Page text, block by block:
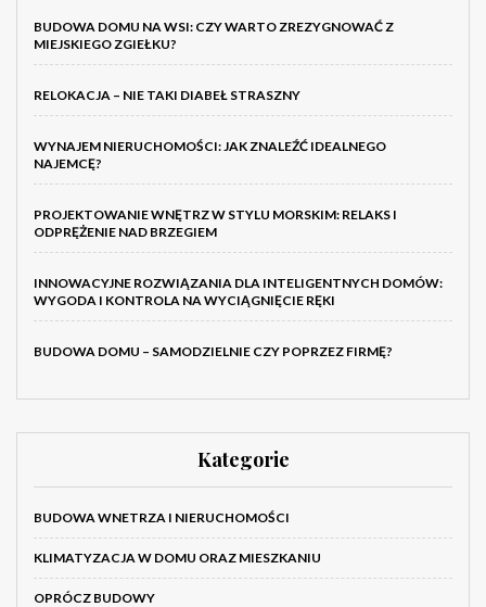
BUDOWA DOMU NA WSI: CZY WARTO ZREZYGNOWAĆ Z
MIEJSKIEGO ZGIEŁKU?
RELOKACJA – NIE TAKI DIABEŁ STRASZNY
WYNAJEM NIERUCHOMOŚCI: JAK ZNALEŹĆ IDEALNEGO
NAJEMCĘ?
PROJEKTOWANIE WNĘTRZ W STYLU MORSKIM: RELAKS I
ODPRĘŻENIE NAD BRZEGIEM
INNOWACYJNE ROZWIĄZANIA DLA INTELIGENTNYCH DOMÓW:
WYGODA I KONTROLA NA WYCIĄGNIĘCIE RĘKI
BUDOWA DOMU – SAMODZIELNIE CZY POPRZEZ FIRMĘ?
Kategorie
BUDOWA WNETRZA I NIERUCHOMOŚCI
KLIMATYZACJA W DOMU ORAZ MIESZKANIU
OPRÓCZ BUDOWY